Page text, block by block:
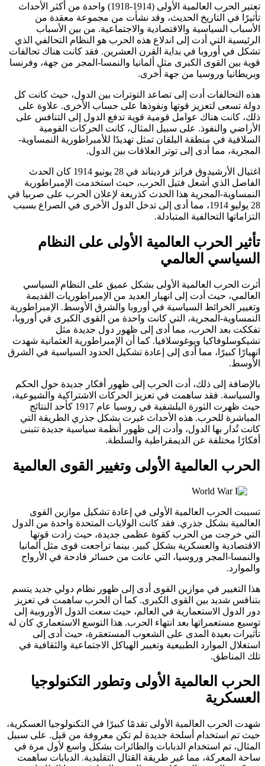
تعتبر الحرب العالمية الأولى (1914-1918) واحدة من أكثر الأحداث
تأثيرًا في التاريخ الحديث، وقد نشأت من مجموعة معقدة من
الأسباب السياسية والاقتصادية والاجتماعية. من بين الأسباب
الرئيسية التي أدت إلى اندلاع هذه الحرب هو النظام التحالفي الذي
تشكل في أوروبا في بداية القرن العشرين. فقد كانت هناك تحالفات
قوية بين القوى الكبرى مثل ألمانيا والنمسا-المجر من جهة، وفرنسا
وبريطانيا وروسيا من جهة أخرى.
هذه التحالفات أدت إلى تصاعد التوترات بين الدول، حيث كانت كل
دولة تسعى لتعزيز قوتها ونفوذها على حساب الأخرى. علاوة على
ذلك، كانت هناك عوامل قومية قوية تدفع الدول إلى التنافس على
الأراضي والنفوذ. على سبيل المثال، كانت الحركات القومية
السلافية في منطقة البلقان تمثل تهديدًا للأمبراطورية النمساوية-
المجرية، مما أدى إلى توتر العلاقات بين الدول.
اغتيال الأرشيدوق فرانز فرديناند في 28 يونيو 1914 كان الحدث
الفاصل الذي أشعل فتيل الحرب، حيث استخدمت الإمبراطورية
النمساوية-المجرية هذا الحدث كذريعة لإعلان الحرب على صربيا في
28 يوليو 1914، مما أدى إلى تدخل الدول الأخرى في الصراع بسبب
التزاماتها التحالفية المتبادلة.
تأثير الحرب العالمية الأولى على النظام
السياسي العالمي
أثرت الحرب العالمية الأولى بشكل عميق على النظام السياسي
العالمي، حيث أدت إلى انهيار العديد من الإمبراطوريات القديمة
وتغيير الخرائط السياسية في أوروبا والشرق الأوسط. الإمبراطورية
النمساوية-المجرية، التي كانت واحدة من القوى الكبرى في أوروبا،
تفككت بعد الحرب، مما أدى إلى ظهور دول جديدة مثل
تشيكوسلوفاكيا ويوغوسلافيا. كما أن الإمبراطورية العثمانية شهدت
انهيارًا كبيرًا، مما أدى إلى إعادة تشكيل الحدود السياسية في الشرق
الأوسط.
بالإضافة إلى ذلك، أدت الحرب إلى ظهور أفكار جديدة حول الحكم
والسياسة. فقد ساهمت في تعزيز الحركات الاشتراكية والشيوعية،
حيث ظهرت الثورة البلشفية في روسيا عام 1917 كأحد النتائج
المباشرة للحرب. هذه الأحداث غيرت بشكل جذري الطريقة التي
كانت تُدار بها الدول، وأدت إلى ظهور أنظمة سياسية جديدة تتبنى
أفكارًا مختلفة عن الديمقراطية والسلطة.
الحرب العالمية الأولى وتغيير القوى العالمية
تسببت الحرب العالمية الأولى في إعادة تشكيل موازين القوى
العالمية بشكل جذري. فقد كانت الولايات المتحدة واحدة من الدول
التي خرجت من الحرب كقوة عظمى جديدة، حيث زادت قوتها
الاقتصادية والعسكرية بشكل كبير. بينما تراجعت قوى مثل ألمانيا
والنمسا-المجر وروسيا، التي عانت من خسائر فادحة في الأرواح
والموارد.
هذا التغيير في موازين القوى أدى إلى ظهور نظام دولي جديد يتسم
بتنافس شديد بين القوى الكبرى. كما أن الحرب ساهمت في تعزيز
دور الدول الاستعمارية في العالم، حيث سعت الدول الأوروبية إلى
توسيع مستعمراتها بعد انتهاء الحرب. هذا التوسع الاستعماري كان له
تأثيرات بعيدة المدى على الشعوب المستعمَرة، حيث أدى إلى
استغلال الموارد الطبيعية وتغيير الهياكل الاجتماعية والثقافية في
تلك المناطق.
الحرب العالمية الأولى وتطور التكنولوجيا
العسكرية
شهدت الحرب العالمية الأولى تقدمًا كبيرًا في التكنولوجيا العسكرية،
حيث تم استخدام أسلحة جديدة لم تكن معروفة من قبل. على سبيل
المثال، تم استخدام الدبابات والطائرات بشكل واسع لأول مرة في
ساحة المعركة، مما غير طريقة القتال التقليدية. الدبابات ساهمت